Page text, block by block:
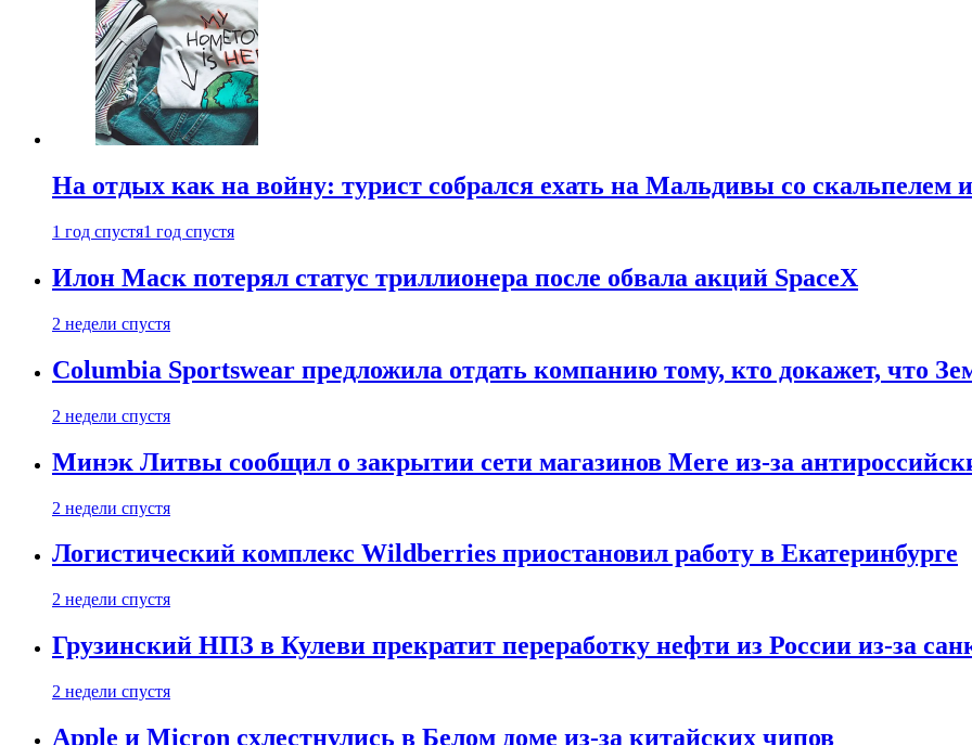
На отдых как на войну: турист собрался ехать на Мальдивы со скальпелем
1 год спустя1 год спустя
Илон Маск потерял статус триллионера после обвала акций SpaceX
2 недели спустя
Columbia Sportswear предложила отдать компанию тому, кто докажет, что
2 недели спустя
Минэк Литвы сообщил о закрытии сети магазинов Mere из-за
2 недели спустя
Логистический комплекс Wildberries приостановил работу в Екатеринбурге
2 недели спустя
Грузинский НПЗ в Кулеви прекратит переработку нефти из России из-за
2 недели спустя
Apple и Micron схлестнулись в Белом доме из-за китайских чипов